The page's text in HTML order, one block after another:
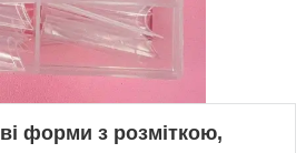
форми з розміткою,